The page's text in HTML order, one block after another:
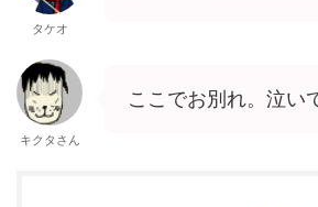
タケオ
キクタさん
ここでお別れ。泣い